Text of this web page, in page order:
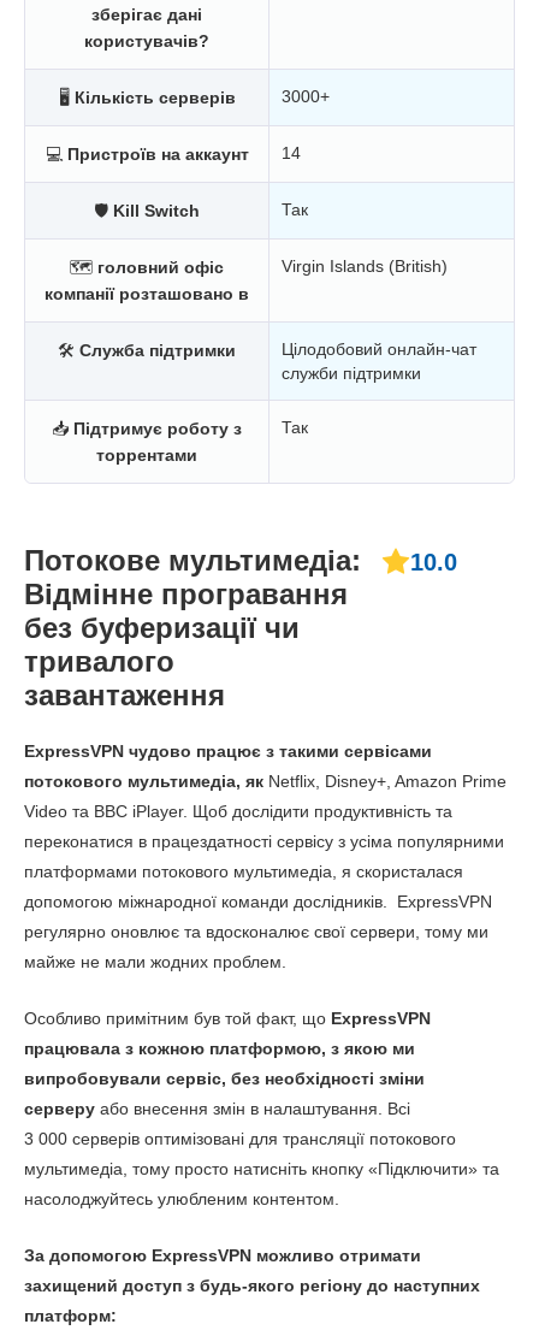
зберігає дані
користувачів?
🖥 Кількість серверів 3000+
💻 Пристроїв на аккаунт 14
🛡 Kill Switch Так
🗺 головний офіс
компанії розташовано в
Virgin Islands (British)
🛠 Служба підтримки
Цілодобовий онлайн-чат
служби підтримки
📥 Підтримує роботу з
торрентами
Так
Потокове мультимедіа:
Відмінне програвання
без буферизації чи
тривалого
завантаження
10.0
ExpressVPN чудово працює з такими сервісами
потокового мультимедіа, як Netflix, Disney+, Amazon Prime
Video та BBC iPlayer. Щоб дослідити продуктивність та
переконатися в працездатності сервісу з усіма популярними
платформами потокового мультимедіа, я скористалася
допомогою міжнародної команди дослідників. ExpressVPN
регулярно оновлює та вдосконалює свої сервери, тому ми
майже не мали жодних проблем.
Особливо примітним був той факт, що ExpressVPN
працювала з кожною платформою, з якою ми
випробовували сервіс, без необхідності зміни
серверу або внесення змін в налаштування. Всі
3 000 серверів оптимізовані для трансляції потокового
мультимедіа, тому просто натисніть кнопку «Підключити» та
насолоджуйтесь улюбленим контентом.
За допомогою ExpressVPN можливо отримати
захищений доступ з будь-якого регіону до наступних
платформ: